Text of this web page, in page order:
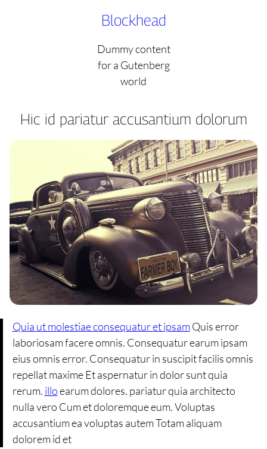
Blockhead
Dummy content
for a Gutenberg
world
Hic id pariatur accusantium dolorum
Quia ut molestiae consequatur et ipsamQuis error
laboriosam facere omnis. Consequatur earum ipsam
eius omnis error. Consequatur in suscipit facilis omnis
repellat maxime Et aspernatur in dolor sunt quia
rerum. illoearum dolores. pariatur quia architecto
nulla vero Cum et doloremque eum. Voluptas
accusantium ea voluptas autem Totam aliquam
dolorem id et